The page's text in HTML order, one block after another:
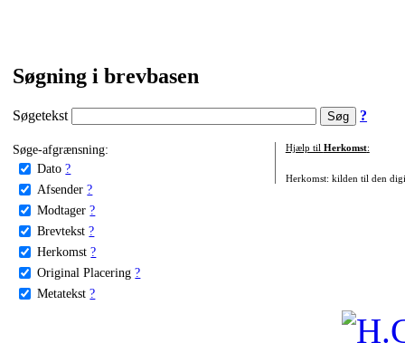
Søgning i brevbasen
Søgetekst ?
Søge-afgrænsning:
Dato ?
Afsender ?
Modtager ?
Brevtekst ?
Herkomst ?
Original Placering ?
Metatekst ?
Hjælp til Herkomst:
Herkomst: kilden til den